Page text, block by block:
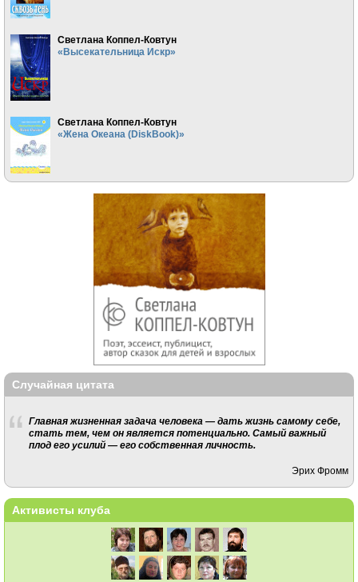
Светлана Коппел-Ковтун
«Высекательница Искр»
Светлана Коппел-Ковтун
«Жена Океана (DiskBook)»
Случайная цитата
Главная жизненная задача человека — дать жизнь самому себе,
стать тем, чем он является потенциально. Самый важный
плод его усилий — его собственная личность.
Эрих Фромм
Активисты клуба